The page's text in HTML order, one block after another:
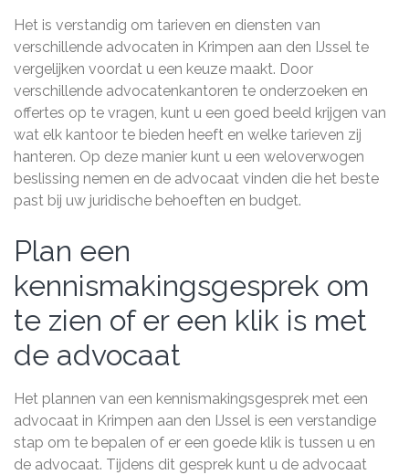
Het is verstandig om tarieven en diensten van
verschillende advocaten in Krimpen aan den IJssel te
vergelijken voordat u een keuze maakt. Door
verschillende advocatenkantoren te onderzoeken en
offertes op te vragen, kunt u een goed beeld krijgen van
wat elk kantoor te bieden heeft en welke tarieven zij
hanteren. Op deze manier kunt u een weloverwogen
beslissing nemen en de advocaat vinden die het beste
past bij uw juridische behoeften en budget.
Plan een
kennismakingsgesprek om
te zien of er een klik is met
de advocaat
Het plannen van een kennismakingsgesprek met een
advocaat in Krimpen aan den IJssel is een verstandige
stap om te bepalen of er een goede klik is tussen u en
de advocaat. Tijdens dit gesprek kunt u de advocaat